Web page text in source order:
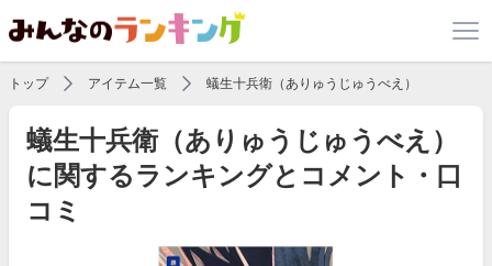
トップ アイテム一覧 蟻生十兵衛（ありゅうじゅうべえ）
蟻生十兵衛（ありゅうじゅうべえ）
に関するランキングとコメント・口
コミ